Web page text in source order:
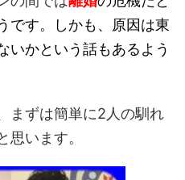
です。しかも、原因は東
いかという話もあるよう
まずは簡単に2人の馴れ
思います。